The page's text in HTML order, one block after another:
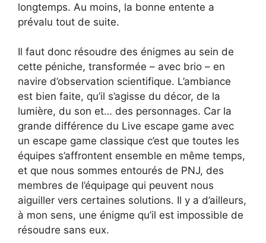
longtemps. Au moins, la bonne entente a
prévalu tout de suite.
Il faut donc résoudre des énigmes au sein de
cette péniche, transformée – avec brio – en
navire d’observation scientifique. L’ambiance
est bien faite, qu’il s’agisse du décor, de la
lumière, du son et… des personnages. Car la
grande différence du Live escape game avec
un escape game classique c’est que toutes les
équipes s’affrontent ensemble en même temps,
et que nous sommes entourés de PNJ, des
membres de l’équipage qui peuvent nous
aiguiller vers certaines solutions. Il y a d’ailleurs,
à mon sens, une énigme qu’il est impossible de
résoudre sans eux.